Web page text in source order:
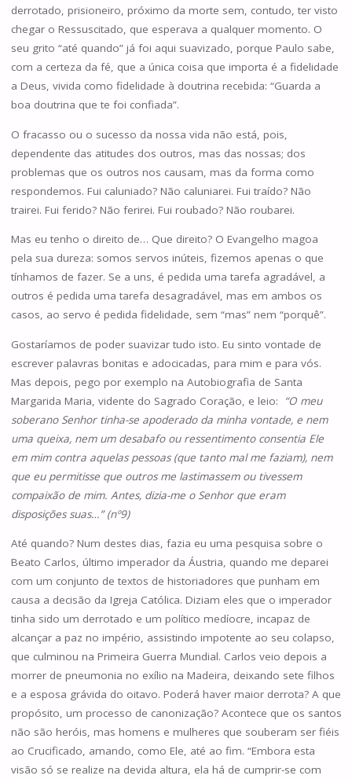
derrotado, prisioneiro, próximo da morte sem, contudo, ter visto
chegar o Ressuscitado, que esperava a qualquer momento. O
seu grito “até quando” já foi aqui suavizado, porque Paulo sabe,
com a certeza da fé, que a única coisa que importa é a fidelidade
a Deus, vivida como fidelidade à doutrina recebida: “Guarda a
boa doutrina que te foi confiada”.
O fracasso ou o sucesso da nossa vida não está, pois,
dependente das atitudes dos outros, mas das nossas; dos
problemas que os outros nos causam, mas da forma como
respondemos. Fui caluniado? Não caluniarei. Fui traído? Não
trairei. Fui ferido? Não ferirei. Fui roubado? Não roubarei.
Mas eu tenho o direito de… Que direito? O Evangelho magoa
pela sua dureza: somos servos inúteis, fizemos apenas o que
tínhamos de fazer. Se a uns, é pedida uma tarefa agradável, a
outros é pedida uma tarefa desagradável, mas em ambos os
casos, ao servo é pedida fidelidade, sem “mas” nem “porquê”.
Gostaríamos de poder suavizar tudo isto. Eu sinto vontade de
escrever palavras bonitas e adocicadas, para mim e para vós.
Mas depois, pego por exemplo na Autobiografia de Santa
Margarida Maria, vidente do Sagrado Coração, e leio:
“O meu
soberano Senhor tinha-se apoderado da minha vontade, e nem
uma queixa, nem um desabafo ou ressentimento consentia Ele
em mim contra aquelas pessoas (que tanto mal me faziam), nem
que eu permitisse que outros me lastimassem ou tivessem
compaixão de mim. Antes, dizia-me o Senhor que eram
disposições suas…” (nº9)
Até quando? Num destes dias, fazia eu uma pesquisa sobre o
Beato Carlos, último imperador da Áustria, quando me deparei
com um conjunto de textos de historiadores que punham em
causa a decisão da Igreja Católica. Diziam eles que o imperador
tinha sido um derrotado e um político medíocre, incapaz de
alcançar a paz no império, assistindo impotente ao seu colapso,
que culminou na Primeira Guerra Mundial. Carlos veio depois a
morrer de pneumonia no exílio na Madeira, deixando sete filhos
e a esposa grávida do oitavo. Poderá haver maior derrota? A que
propósito, um processo de canonização? Acontece que os santos
não são heróis, mas homens e mulheres que souberam ser fiéis
ao Crucificado, amando, como Ele, até ao fim. “Embora esta
visão só se realize na devida altura, ela há de cumprir-se com